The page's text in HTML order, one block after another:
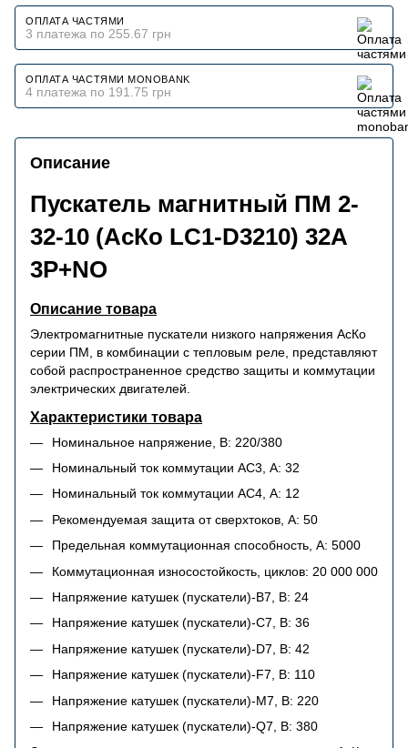
ОПЛАТА ЧАСТЯМИ
3 платежа по 255.67 грн
ОПЛАТА ЧАСТЯМИ MONOBANK
4 платежа по 191.75 грн
Описание
Пускатель магнитный ПМ 2-
32-10 (АсКо LC1-D3210) 32А
3P+NO
Описание товара
Электромагнитные пускатели низкого напряжения АсКо
серии ПМ, в комбинации с тепловым реле, представляют
собой распространенное средство защиты и коммутации
электрических двигателей.
Характеристики товара
Номинальное напряжение, В: 220/380
Номинальный ток коммутации АС3, А: 32
Номинальный ток коммутации АС4, А: 12
Рекомендуемая защита от сверхтоков, А: 50
Предельная коммутационная способность, А: 5000
Коммутационная износостойкость, циклов: 20 000 000
Напряжение катушек (пускатели)-B7, В: 24
Напряжение катушек (пускатели)-C7, В: 36
Напряжение катушек (пускатели)-D7, В: 42
Напряжение катушек (пускатели)-F7, В: 110
Напряжение катушек (пускатели)-M7, В: 220
Напряжение катушек (пускатели)-Q7, В: 380